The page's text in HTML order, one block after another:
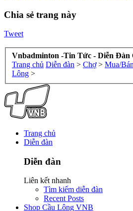
Chia sẻ trang này
Tweet
Vnbadminton -Tin Tức - Diễn Đàn
Trang chủ Diễn đàn > Chợ > Mua/
Lông >
Trang chủ
Diễn đàn
Diễn đàn
Liên kết nhanh
Tìm kiếm diễn đàn
Recent Posts
Shop Cầu Lông VNB